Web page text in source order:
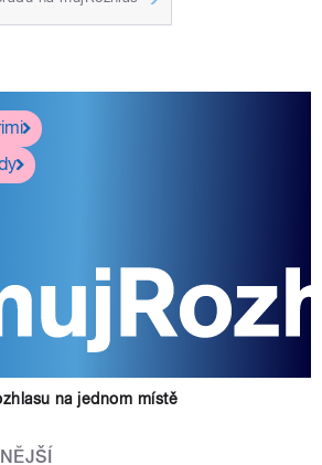
na jednom místě